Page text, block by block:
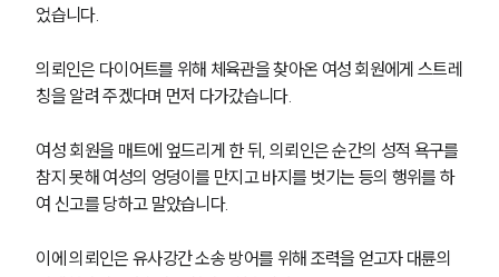
었습니다.
의뢰인은 다이어트를 위해 체육관을 찾아온 여성 회원에게 스트레
칭을 알려 주겠다며 먼저 다가갔습니다.
여성 회원을 매트에 엎드리게 한 뒤, 의뢰인은 순간의 성적 욕구를
참지 못해 여성의 엉덩이를 만지고 바지를 벗기는 등의 행위를 하
여 신고를 당하고 말았습니다.
이에 의뢰인은 유사강간 소송 방어를 위해 조력을 얻고자 대륜의